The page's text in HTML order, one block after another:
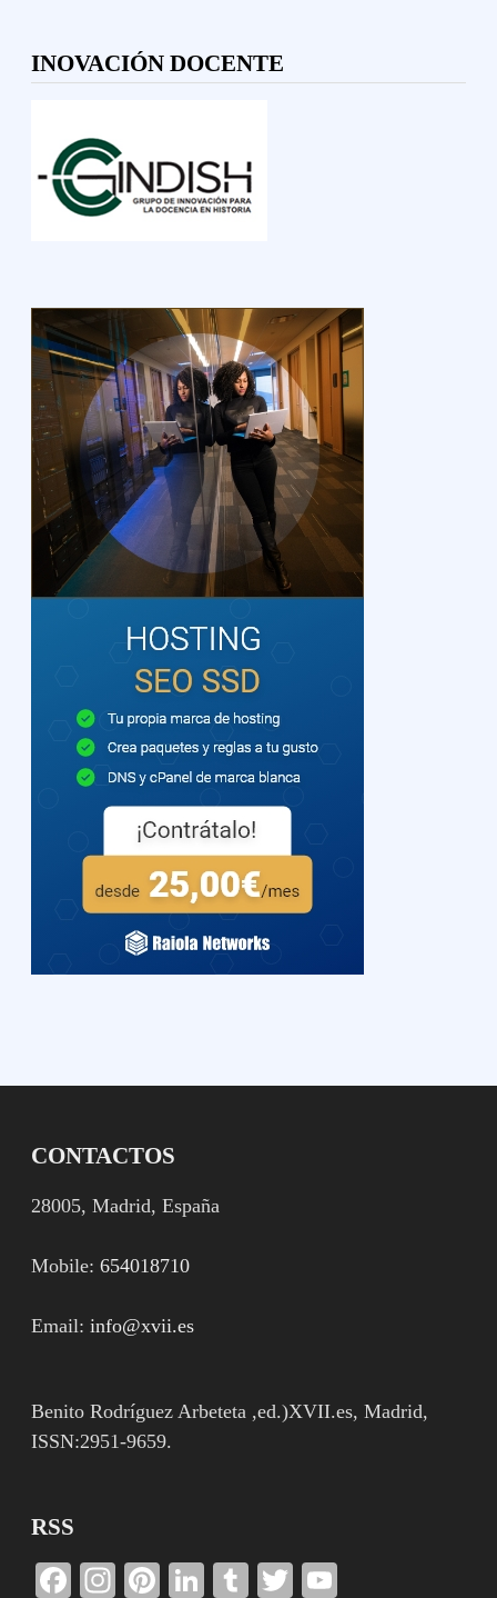
INOVACIÓN DOCENTE
CONTACTOS
28005, Madrid, España
Mobile:654018710
Email:info@xvii.es
Benito Rodríguez Arbeteta ,ed.)XVII.es, Madrid,
ISSN:2951-9659.
RSS
Facebook
Instagram
Pinterest
LinkedIn
TumblrTwitter